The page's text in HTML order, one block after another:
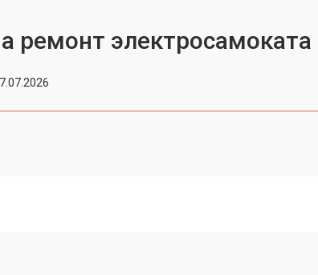
ремонт электросамоката